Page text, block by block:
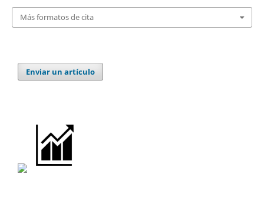
Más formatos de cita
Enviar un artículo